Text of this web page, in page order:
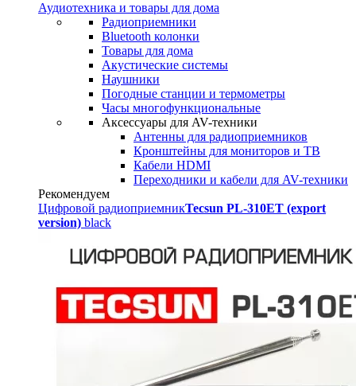
Аудиотехника и товары для дома
Радиоприемники
Bluetooth колонки
Товары для дома
Акустические системы
Наушники
Погодные станции и термометры
Часы многофункциональные
Аксессуары для AV-техники
Антенны для радиоприемников
Кронштейны для мониторов и ТВ
Кабели HDMI
Переходники и кабели для AV-техники
Рекомендуем
Цифровой радиоприемникTecsun PL-310ET (export
version) black